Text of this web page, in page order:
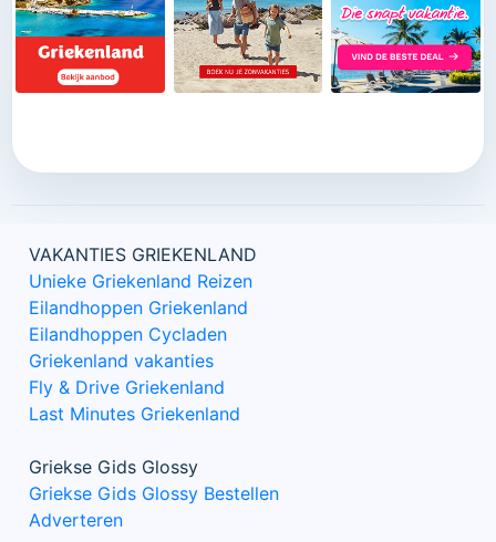
VAKANTIES GRIEKENLAND
Unieke Griekenland Reizen
Eilandhoppen Griekenland
Eilandhoppen Cycladen
Griekenland vakanties
Fly & Drive Griekenland
Last Minutes Griekenland
Griekse Gids Glossy
Griekse Gids Glossy Bestellen
Adverteren